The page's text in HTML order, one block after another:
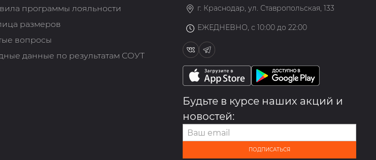
программы лояльности
размеров
вопросы
данные по результатам СОУТ
г. Краснодар, ул. Ставропольская, 133
ЕЖЕДНЕВНО, с 10:00 до 22:00
Будьте в курсе наших акций и
новостей:
ПОДПИСАТЬСЯ